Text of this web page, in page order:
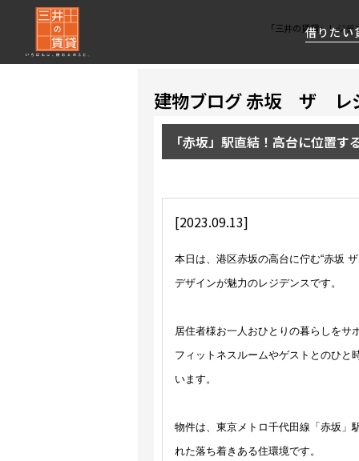
借りたい
About Us
私たちレジデントファーストの思いや
借りたい
厳選した都心の上質な賃貸マンションを数多
貸したい
賃貸運営をお考えのオーナー様に
資産活用
分譲マンションのご購入、売却の
RESIDENT
FIRST CHANNEL
SERVICE
レジデントファーストが提供する
「三井の賃貸」レジ
建物ブログ 赤坂 ザ レ
「赤坂」駅直結！高台に位置
[2023.09.13]
本日は、港区赤坂の高台に佇む“赤坂
デザインが魅力のレジデンスです。
居住者様お一人おひとりの暮らしをサ
フィットネスルームやゲストとのひと
います。
物件は、東京メトロ千代田線「赤坂」
れた落ち着きある住環境です。